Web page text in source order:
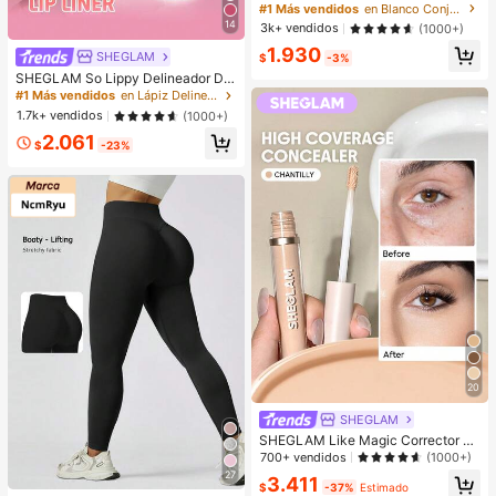
14
SHEGLAM
SHEGLAM So Lippy Delineador De
Labios-But First,Coffee Lip Combo
Marca De Belleza CosméTica Maq
uillaje Para Mujeres Y NiñAs
#1 Más vendidos
en Lápiz Delineador de labios
1.7k+ vendidos
(1000+)
$2.061 -23%
27
gantes y minimalistas con perlas fal
sas para uso diario, bodas y fiestas
para mujeres
#1 Más vendidos
en Blanco Conjuntos de Aretes para Mujeres
3k+ vendidos
(1000+)
$1.930 -3%
20
SHEGLAM
SHEGLAM Like Magic Corrector D
e Alta Cobertura 12H-Chantilly Mar
e Para Mujeres Y NiñAs
700+ vendidos (1000+)
$3.411 -37% Estimado